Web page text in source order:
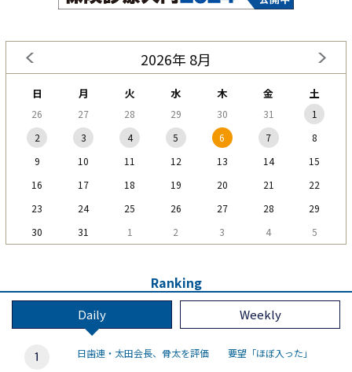
2026年 8月
日 月 火 水 木 金 土
26 27 28 29 30 31
1
2
3 4 5 6 7
8
9
10 11 12 13 14
15
16
17 18 19 20 21
22
23
24 25 26 27 28
29
30
31 1 2 3 4 5
Ranking
Daily Weekly
日歯連・太田会長、骨太を評価 要望「ほぼ入った」